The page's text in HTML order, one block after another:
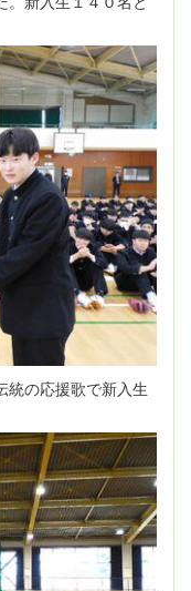
統の応援歌で新入生